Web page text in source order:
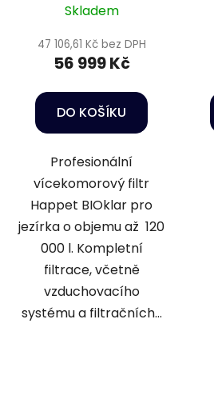
Skladem
47 106,61 Kč bez DPH
56 999 Kč
DO KOŠÍKU
Profesionální
vícekomorový filtr
Happet BIOklar pro
jezírka o objemu až 120
000 l. Kompletní
filtrace, včetně
vzduchovacího
systému a filtračních...